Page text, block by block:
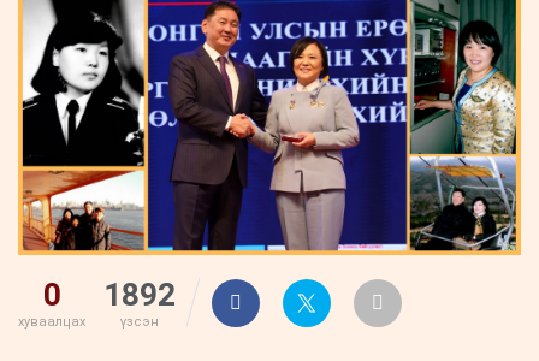
Бүртгүүлэх
Нэвтрэх
Бизнес
хөгжил
Leaderships
forum
ФОТО
УРЛАГ
ҮНДЭСНИЙ
МЭДЭЭЛЛИЙН
ТӨВ
ВИДЕО
ZUUNII
MEDEE
WEEKLY
0
хуваалцах
1892
үзсэн